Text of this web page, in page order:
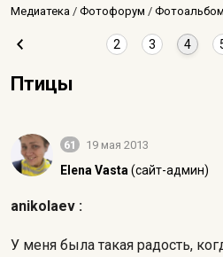
Медиатека Фотофорум
2 3 4
Птицы
61 19 мая 2013
Elena Vasta (сайт-админ)
anikolaev :
У меня была такая радость,